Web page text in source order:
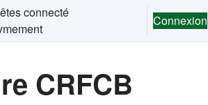
navigation
la saisie de recherche
connecté
Connexion
CRFCB